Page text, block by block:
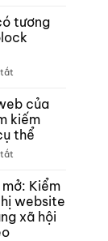
trang
lưu
trữ –
bài
kiểm
tra
phân
dung
môn
toán
tương
tắt
xếp
hạng
có
tương
crocoblock
không?
của
kiếm
thể
tắt
kiếm
trang
web
của
Kiểm
website
xã hội